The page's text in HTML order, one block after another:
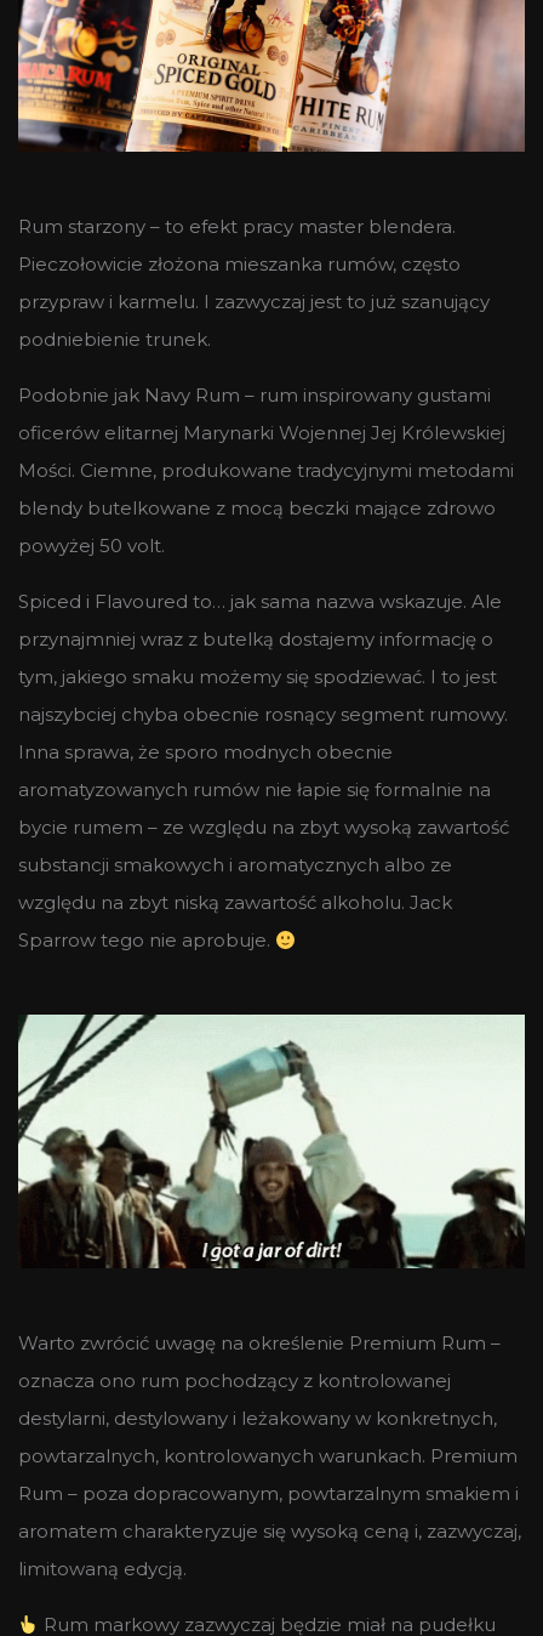
Rum starzony – to efekt pracy master blendera.
Pieczołowicie złożona mieszanka rumów, często
przypraw i karmelu. I zazwyczaj jest to już szanujący
podniebienie trunek.
Podobnie jak Navy Rum – rum inspirowany gustami
oficerów elitarnej Marynarki Wojennej Jej Królewskiej
Mości. Ciemne, produkowane tradycyjnymi metodami
blendy butelkowane z mocą beczki mające zdrowo
powyżej 50 volt.
Spiced i Flavoured to… jak sama nazwa wskazuje. Ale
przynajmniej wraz z butelką dostajemy informację o
tym, jakiego smaku możemy się spodziewać. I to jest
najszybciej chyba obecnie rosnący segment rumowy.
Inna sprawa, że sporo modnych obecnie
aromatyzowanych rumów nie łapie się formalnie na
bycie rumem – ze względu na zbyt wysoką zawartość
substancji smakowych i aromatycznych albo ze
względu na zbyt niską zawartość alkoholu. Jack
Sparrow tego nie aprobuje.
Warto zwrócić uwagę na określenie Premium Rum –
oznacza ono rum pochodzący z kontrolowanej
destylarni, destylowany i leżakowany w konkretnych,
powtarzalnych, kontrolowanych warunkach. Premium
Rum – poza dopracowanym, powtarzalnym smakiem i
aromatem charakteryzuje się wysoką ceną i, zazwyczaj,
limitowaną edycją.
Rum markowy zazwyczaj będzie miał na pudełku